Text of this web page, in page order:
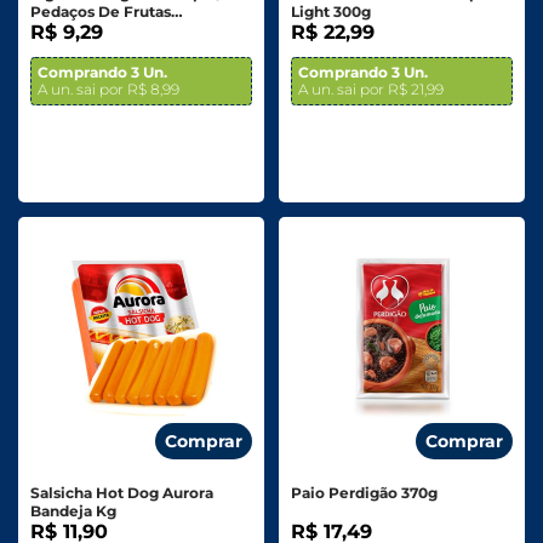
Pedaços De Frutas
Vermelhas 450g
R$ 9,29
Comprando 3 Un.
A un. sai por R$ 8,99
Light 300g
R$ 22,99
Comprando 3 Un.
A un. sai por R$ 21,99
Comprar
Salsicha Hot Dog Aurora
Bandeja Kg
R$ 11,90
Comprar
Paio Perdigão 370g
R$ 17,49